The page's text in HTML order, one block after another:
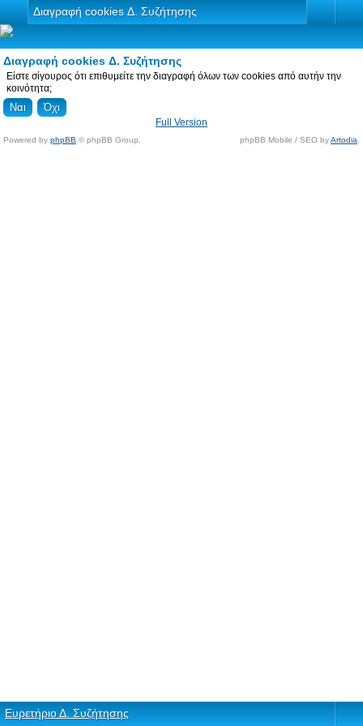
Διαγραφή cookies Δ. Συζήτησης
Διαγραφή cookies Δ. Συζήτησης
Είστε σίγουρος ότι επιθυμείτε την διαγραφή όλων των cookies από αυτήν την
κοινότητα;
Full Version
Powered by phpBB © phpBB Group. phpBB Mobile / SEO byArtodia
Ευρετήριο Δ. Συζήτησης